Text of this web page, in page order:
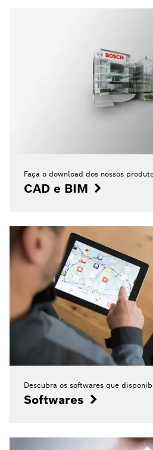
Faça o download dos nossos
CAD e BIM
Descubra os softwares que
Softwares